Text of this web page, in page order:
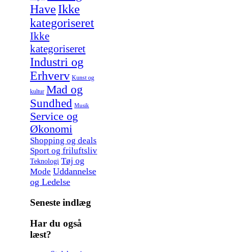
Have Ikke
kategoriseret
Ikke
kategoriseret
Industri og
Erhverv Kunst og
kultur Mad og
Sundhed Musik
Service og
Økonomi
Shopping og deals
Sport og friluftsliv
Teknologi Tøj og
Mode Uddannelse
og Ledelse
Seneste indlæg
Har du også
læst?